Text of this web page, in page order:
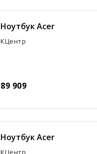
Ноутбук Acer
КЦентр
89 909
Ноутбук Acer
КЦентр